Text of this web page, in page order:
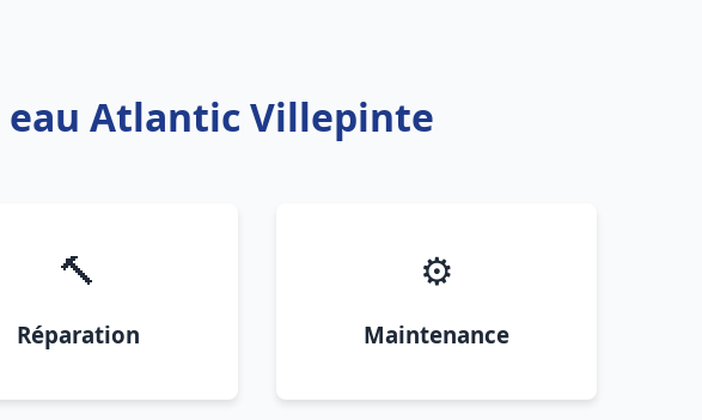
eau Atlantic Villepinte
🔨
Réparation
⚙️
Maintenance